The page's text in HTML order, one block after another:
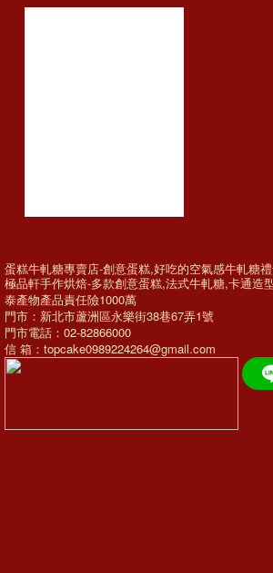
蛋糕牛軋糖專賣店-創意蛋糕,好吃的空氣感牛軋糖
極品軒手作烘焙-多款創意蛋糕,法式牛軋糖,卡通造
泰產物產品責任險1000萬
門市：新北市蘆洲區永樂街38巷67弄1號
門市電話：02-82866000
信 箱：topcake0989224264@gmail.com